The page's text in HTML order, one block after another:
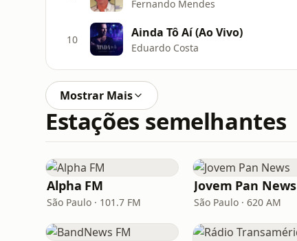
Fernando Mendes
10 Ainda Tô Aí (Ao Vivo)
Eduardo Costa
Mostrar Mais
Estações semelhantes
Alpha FM
São Paulo · 101.7 FM
Jovem Pan News
São Paulo · 620 AM